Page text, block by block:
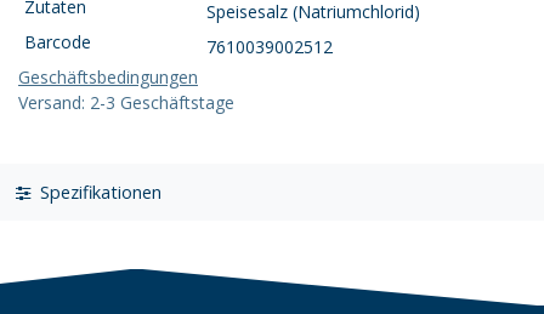
Zutaten
Speisesalz (Natriumchlorid)
Barcode
7610039002512
Geschäftsbedingungen
Versand: 2-3 Geschäftstage
Spezifikationen